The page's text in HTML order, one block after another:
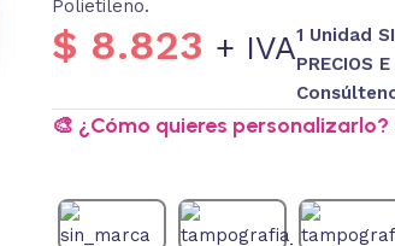
Polietileno.
$ 8.823 + IVA1 Unidad
PRECIOS
🎨 ¿Cómo quieres